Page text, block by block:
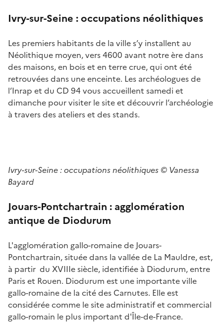
Ivry-sur-Seine : occupations néolithiques
Les premiers habitants de la ville s’y installent au
Néolithique moyen, vers 4600 avant notre ère dans
des maisons, en bois et en terre crue, qui ont été
retrouvées dans une enceinte. Les archéologues de
l’Inrap et du CD 94 vous accueillent samedi et
dimanche pour visiter le site et découvrir l’archéologie
à travers des ateliers et des stands.
Ivry-sur-Seine :occupations néolithiques © Vanessa
Bayard
Jouars-Pontchartrain : agglomération
antique de Diodurum
L'agglomération gallo-romaine de Jouars-
Pontchartrain, située dans la vallée de La Mauldre, est,
à partir du XVIIIe siècle, identifiée à Diodurum, entre
Paris et Rouen. Diodurum est une importante ville
gallo-romaine de la cité des Carnutes. Elle est
considérée comme le site administratif et commercial
gallo-romain le plus important d'Île-de-France.